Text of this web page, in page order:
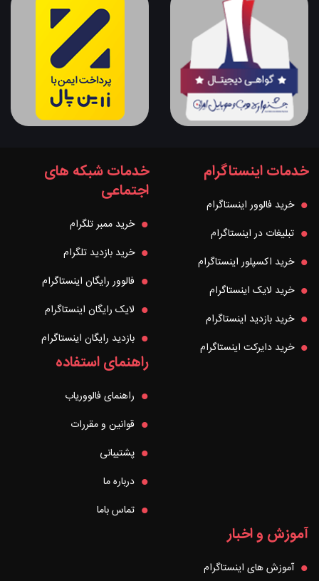
خدمات اینستاگرام
خرید فالوور اینستاگرام
تبلیغات در اینستاگرام
خرید اکسپلور اینستاگرام
خرید لایک اینستاگرام
خرید بازدید اینستاگرام
خرید دایرکت اینستاگرام
خدمات شبکه های
اجتماعی
خرید ممبر تلگرام
خرید بازدید تلگرام
فالوور رایگان اینستاگرام
لایک رایگان اینستاگرام
بازدید رایگان اینستاگرام
راهنمای استفاده
راهنمای فالووریاب
قوانین و مقررات
پشتیبانی
درباره ما
تماس باما
آموزش و اخبار
آموزش های اینستاگرام